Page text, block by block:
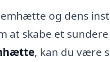
og dens
at skabe et
, kan du være